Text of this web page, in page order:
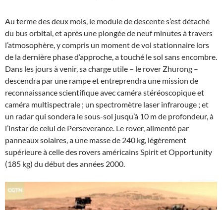
Au terme des deux mois, le module de descente s’est détaché
du bus orbital, et après une plongée de neuf minutes à travers
l’atmosophère, y compris un moment de vol stationnaire lors
de la dernière phase d’approche, a touché le sol sans encombre.
Dans les jours à venir, sa charge utile – le rover Zhurong –
descendra par une rampe et entreprendra une mission de
reconnaissance scientifique avec caméra stéréoscopique et
caméra multispectrale ; un spectromètre laser infrarouge ; et
un radar qui sondera le sous-sol jusqu’à 10 m de profondeur, à
l’instar de celui de Perseverance. Le rover, alimenté par
panneaux solaires, a une masse de 240 kg, légèrement
supérieure à celle des rovers américains Spirit et Opportunity
(185 kg) du début des années 2000.